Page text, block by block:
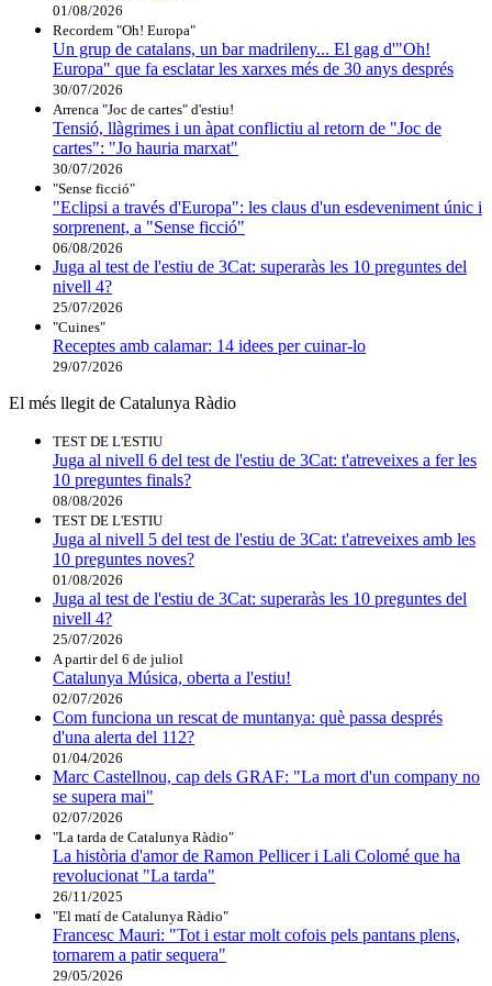
01/08/2026
Recordem "Oh! Europa"
Un grup de catalans, un bar madrileny... El gag d'"Oh!
Europa" que fa esclatar les xarxes més de 30 anys després
30/07/2026
Arrenca "Joc de cartes" d'estiu!
Tensió, llàgrimes i un àpat conflictiu al retorn de "Joc de
cartes": "Jo hauria marxat"
30/07/2026
"Sense ficció"
"Eclipsi a través d'Europa": les claus d'un esdeveniment únic i
sorprenent, a "Sense ficció"
06/08/2026
Juga al test de l'estiu de 3Cat: superaràs les 10 preguntes del
nivell 4?
25/07/2026
"Cuines"
Receptes amb calamar: 14 idees per cuinar-lo
29/07/2026
El més llegit de Catalunya Ràdio
TEST DE L'ESTIU
Juga al nivell 6 del test de l'estiu de 3Cat: t'atreveixes a fer les
10 preguntes finals?
08/08/2026
TEST DE L'ESTIU
Juga al nivell 5 del test de l'estiu de 3Cat: t'atreveixes amb les
10 preguntes noves?
01/08/2026
Juga al test de l'estiu de 3Cat: superaràs les 10 preguntes del
nivell 4?
25/07/2026
A partir del 6 de juliol
Catalunya Música, oberta a l'estiu!
02/07/2026
Com funciona un rescat de muntanya: què passa després
d'una alerta del 112?
01/04/2026
Marc Castellnou, cap dels GRAF: "La mort d'un company no
se supera mai"
02/07/2026
"La tarda de Catalunya Ràdio"
La història d'amor de Ramon Pellicer i Lali Colomé que ha
revolucionat "La tarda"
26/11/2025
"El matí de Catalunya Ràdio"
Francesc Mauri: "Tot i estar molt cofois pels pantans plens,
tornarem a patir sequera"
29/05/2026